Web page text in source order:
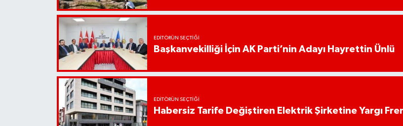
EDITÖRÜN SEÇTIĞI
Başkanvekilliği İçin AK Parti’nin Adayı Hayrettin Ünlü
EDITÖRÜN SEÇTIĞI
Habersiz Tarife Değiştiren Elektrik Şirketine Yargı